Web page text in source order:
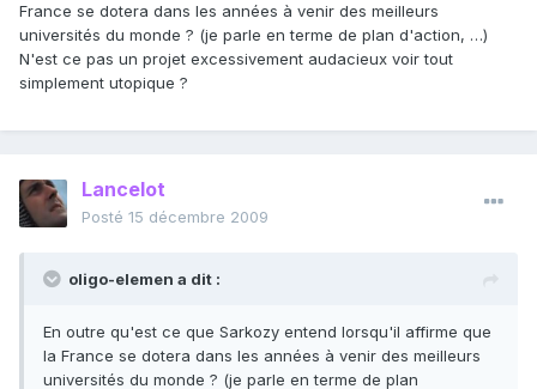
France se dotera dans les années à venir des meilleurs
universités du monde ? (je parle en terme de plan d'action, …)
N'est ce pas un projet excessivement audacieux voir tout
simplement utopique ?
Lancelot
Posté 15 décembre 2009
oligo-elemen a dit :
En outre qu'est ce que Sarkozy entend lorsqu'il affirme que
la France se dotera dans les années à venir des meilleurs
universités du monde ? (je parle en terme de plan